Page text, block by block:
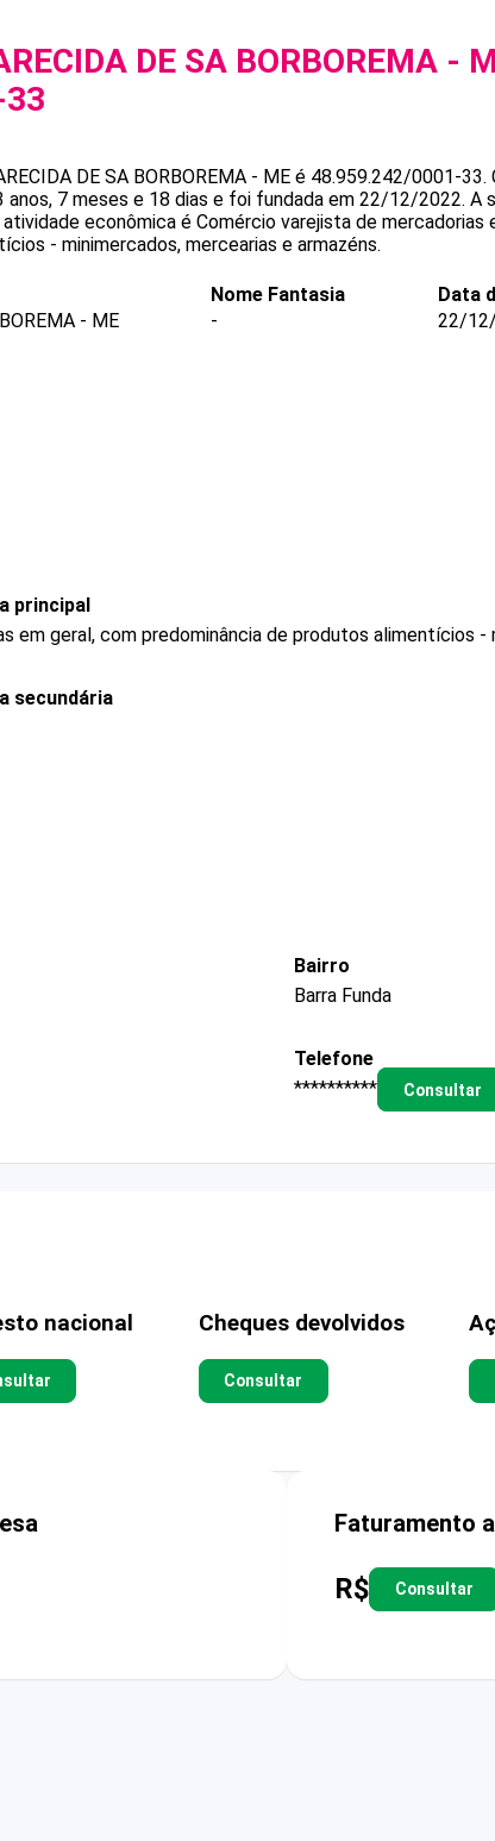
DE SA BORBOREMA -
DE SA BORBOREMA - ME é 48.959.242/0001-33.
anos, 7 meses e 18 dias e foi fundada em 22/12/2022. A
econômica é Comércio varejista de mercadorias
- minimercados, mercearias e armazéns.
- ME
Nome Fantasia
-
Data
22/
principal
em geral, com predominância de produtos alimentícios -
secundária
Bairro
Barra Funda
Telefone
**********
Consultar
nacional Cheques devolvidos
Consultar
Faturamento
R$ Consultar